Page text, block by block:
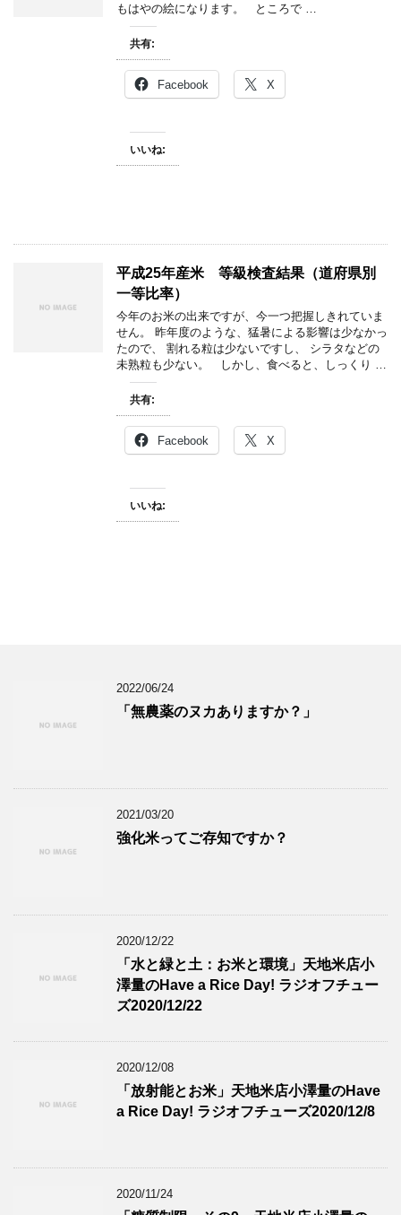
もはやの絵になります。 ところで …
共有:
Facebook X
いいね:
平成25年産米 等級検査結果（道府県別
一等比率）
今年のお米の出来ですが、今一つ把握しきれていま
せん。 昨年度のような、猛暑による影響は少なかっ
たので、 割れる粒は少ないですし、 シラタなどの
未熟粒も少ない。 しかし、食べると、しっくり …
共有:
Facebook X
いいね:
2022/06/24
「無農薬のヌカありますか？」
2021/03/20
強化米ってご存知ですか？
2020/12/22
「水と緑と土：お米と環境」天地米店小
澤量のHave a Rice Day! ラジオフチュー
ズ2020/12/22
2020/12/08
「放射能とお米」天地米店小澤量のHave
a Rice Day! ラジオフチューズ2020/12/8
2020/11/24